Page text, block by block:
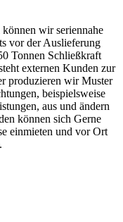
wir seriennahe
vor der Auslieferung
Tonnen Schließkraft
externen Kunden zur
produzieren wir Muster
beispielsweise
aus und ändern
können sich Gerne
einmieten und vor Ort